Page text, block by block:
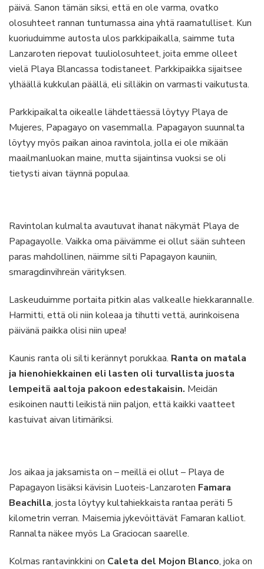
päivä. Sanon tämän siksi, että en ole varma, ovatko
olosuhteet rannan tuntumassa aina yhtä raamatulliset. Kun
kuoriuduimme autosta ulos parkkipaikalla, saimme tuta
Lanzaroten riepovat tuuliolosuhteet, joita emme olleet
vielä Playa Blancassa todistaneet. Parkkipaikka sijaitsee
ylhäällä kukkulan päällä, eli silläkin on varmasti vaikutusta.
Parkkipaikalta oikealle lähdettäessä löytyy Playa de
Mujeres, Papagayo on vasemmalla. Papagayon suunnalta
löytyy myös paikan ainoa ravintola, jolla ei ole mikään
maailmanluokan maine, mutta sijaintinsa vuoksi se oli
tietysti aivan täynnä populaa.
Ravintolan kulmalta avautuvat ihanat näkymät Playa de
Papagayolle. Vaikka oma päivämme ei ollut sään suhteen
paras mahdollinen, näimme silti Papagayon kauniin,
smaragdinvihreän värityksen.
Laskeuduimme portaita pitkin alas valkealle hiekkarannalle.
Harmitti, että oli niin koleaa ja tihutti vettä, aurinkoisena
päivänä paikka olisi niin upea!
Kaunis ranta oli silti kerännyt porukkaa. Ranta on matala
ja hienohiekkainen eli lasten oli turvallista juosta
lempeitä aaltoja pakoon edestakaisin. Meidän
esikoinen nautti leikistä niin paljon, että kaikki vaatteet
kastuivat aivan litimäriksi.
Jos aikaa ja jaksamista on – meillä ei ollut – Playa de
Papagayon lisäksi kävisin Luoteis-Lanzaroten Famara
Beachilla, josta löytyy kultahiekkaista rantaa peräti 5
kilometrin verran. Maisemia jykevöittävät Famaran kalliot.
Rannalta näkee myös La Graciocan saarelle.
Kolmas rantavinkkini on Caleta del Mojon Blanco, joka on